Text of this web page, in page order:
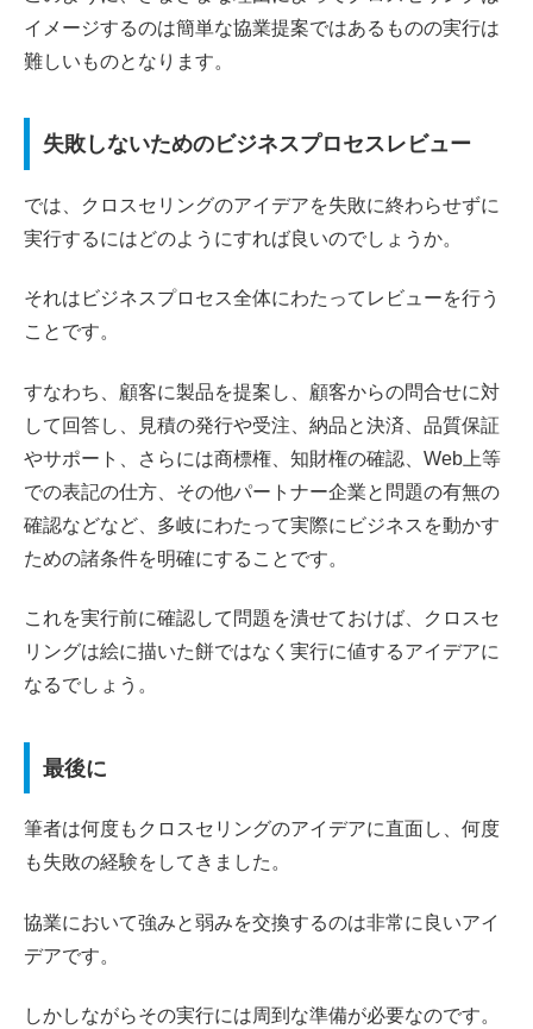
イメージするのは簡単な協業提案ではあるものの実行は
難しいものとなります。
失敗しないためのビジネスプロセスレビュー
では、クロスセリングのアイデアを失敗に終わらせずに
実行するにはどのようにすれば良いのでしょうか。
それはビジネスプロセス全体にわたってレビューを行う
ことです。
すなわち、顧客に製品を提案し、顧客からの問合せに対
して回答し、見積の発行や受注、納品と決済、品質保証
やサポート、さらには商標権、知財権の確認、Web上等
での表記の仕方、その他パートナー企業と問題の有無の
確認などなど、多岐にわたって実際にビジネスを動かす
ための諸条件を明確にすることです。
これを実行前に確認して問題を潰せておけば、クロスセ
リングは絵に描いた餅ではなく実行に値するアイデアに
なるでしょう。
最後に
筆者は何度もクロスセリングのアイデアに直面し、何度
も失敗の経験をしてきました。
協業において強みと弱みを交換するのは非常に良いアイ
デアです。
しかしながらその実行には周到な準備が必要なのです。